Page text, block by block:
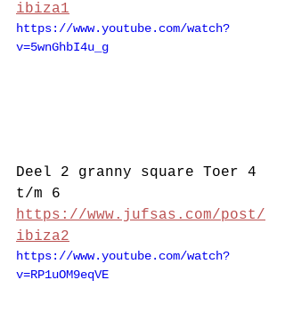
ibiza1
https://www.youtube.com/watch?
v=5wnGhbI4u_g
Deel 2 granny square Toer 4
t/m 6
https://www.jufsas.com/post/
ibiza2
https://www.youtube.com/watch?
v=RP1uOM9eqVE